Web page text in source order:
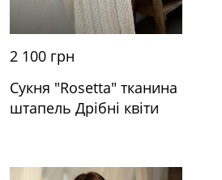
2 100 грн
Сукня "Rosetta" тканина
штапель Дрібні квіти